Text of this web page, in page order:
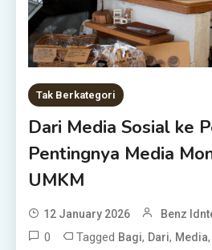
Tak Berkategori
Dari Media Sosial ke
Pentingnya Media
UMKM
12 January 2026 Benz
0 Tagged Bagi, Dari, Media,